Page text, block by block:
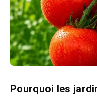
Pourquoi les